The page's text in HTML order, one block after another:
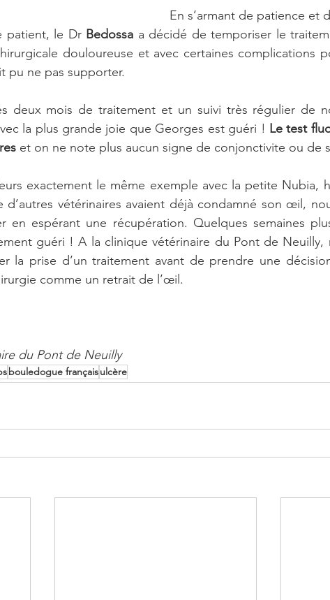
patient, le Dr Bedossa a décidé de temporiser le
douloureuse et avec certaines complications
pu ne pas supporter.
la plus grande joie que Georges est guéri ! Le test
et on ne note plus aucun signe de conjonctivite ou de
d’autres vétérinaires avaient déjà condamné son œil,
en espérant une récupération. Quelques semaines
guéri ! A la clinique vétérinaire du Pont de Neuilly,
la prise d’un traitement avant de prendre une
comme un retrait de l’œil.
du Pont de Neuilly
bouledogue françaisulcère